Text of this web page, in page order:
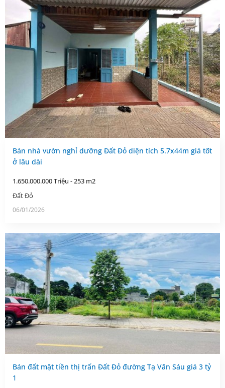
Bán nhà vườn nghỉ dưỡng Đất Đỏ diện tích 5.7x44m giá tốt
ở lâu dài
1.650.000.000 Triệu - 253 m2
Đất Đỏ
06/01/2026
Bán đất mặt tiền thị trấn Đất Đỏ đường Tạ Văn Sáu giá 3 tỷ
1